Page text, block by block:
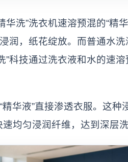
洗”洗衣机速溶预混的“精
润，纸花绽放。而普通水
”科技通过洗衣液和水的速
精华液”直接渗透衣服。这种
均匀浸润纤维，达到深层洗